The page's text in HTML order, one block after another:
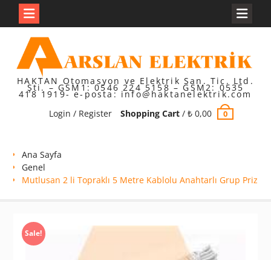
content
HAKTAN Otomasyon ve Elektrik San. Tic. Ltd.
Şti. – GSM1: 0546 224 5158 – GSM2: 0535
418 1919- e-posta: info@haktanelektrik.com
Login / Register
Shopping Cart/ ₺0,00 0
Ana Sayfa
Genel
Mutlusan 2 li Topraklı 5 Metre Kablolu Anahtarlı Grup Priz
Sale!